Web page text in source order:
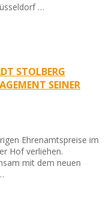
…
STOLBERG
SEINER
Ehrenamtspreise im
Hof verliehen.
mit dem neuen